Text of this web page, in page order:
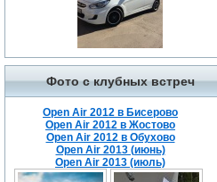
Фото с клубных встреч
Open Air 2012 в Бисерово
Open Air 2012 в Жостово
Open Air 2012 в Обухово
Open Air 2013 (июнь)
Open Air 2013 (июль)